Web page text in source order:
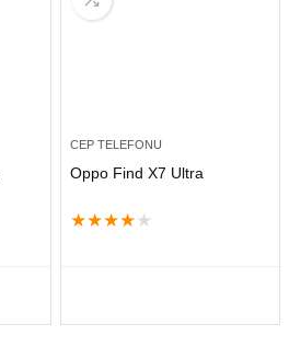
CEP TELEFONU
Oppo Find X7 Ultra
★★★★ ★